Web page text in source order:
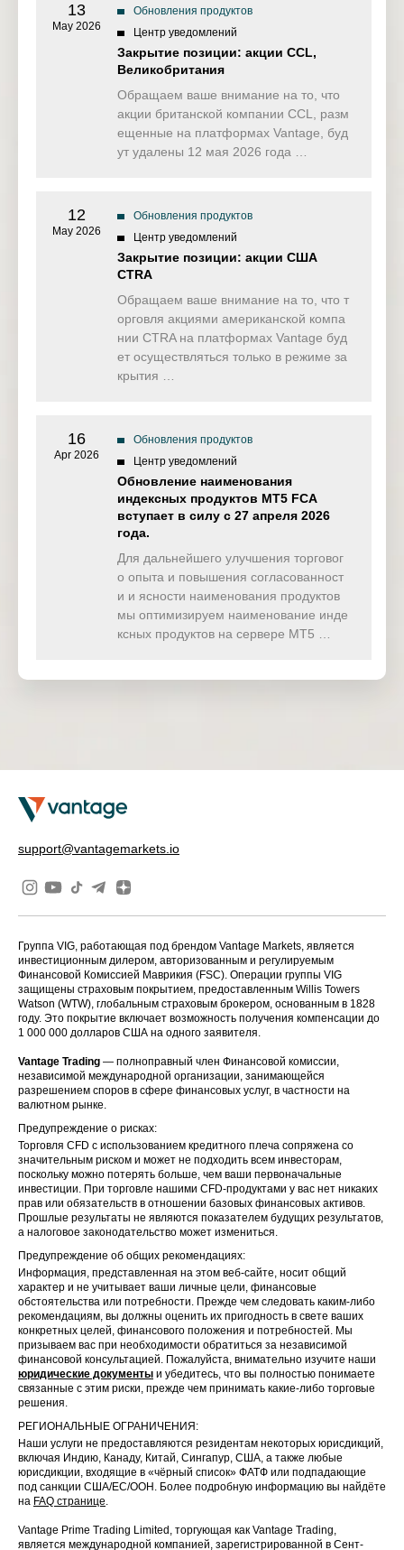
13
May 2026
Обновления продуктов
Центр уведомлений
Закрытие позиции: акции CCL,
Великобритания
Обращаем ваше внимание на то, что
акции британской компании CCL, разм
ещенные на платформах Vantage, буд
ут удалены 12 мая 2026 года …
12
May 2026
Обновления продуктов
Центр уведомлений
Закрытие позиции: акции США
CTRA
Обращаем ваше внимание на то, что т
орговля акциями американской компа
нии CTRA на платформах Vantage буд
ет осуществляться только в режиме за
крытия …
16
Apr 2026
Обновления продуктов
Центр уведомлений
Обновление наименования
индексных продуктов MT5 FCA
вступает в силу с 27 апреля 2026
года.
Для дальнейшего улучшения торговог
о опыта и повышения согласованност
и и ясности наименования продуктов
мы оптимизируем наименование инде
ксных продуктов на сервере MT5 …
support@vantagemarkets.io
Группа VIG, работающая под брендом Vantage Markets, является
инвестиционным дилером, авторизованным и регулируемым
Финансовой Комиссией Маврикия (FSC). Операции группы VIG
защищены страховым покрытием, предоставленным Willis Towers
Watson (WTW), глобальным страховым брокером, основанным в 1828
году. Это покрытие включает возможность получения компенсации до
1 000 000 долларов США на одного заявителя.
Vantage Trading — полноправный член Финансовой комиссии,
независимой международной организации, занимающейся
разрешением споров в сфере финансовых услуг, в частности на
валютном рынке.
Предупреждение о рисках:
Торговля CFD с использованием кредитного плеча сопряжена со
значительным риском и может не подходить всем инвесторам,
поскольку можно потерять больше, чем ваши первоначальные
инвестиции. При торговле нашими CFD-продуктами у вас нет никаких
прав или обязательств в отношении базовых финансовых активов.
Прошлые результаты не являются показателем будущих результатов,
а налоговое законодательство может измениться.
Предупреждение об общих рекомендациях:
Информация, представленная на этом веб-сайте, носит общий
характер и не учитывает ваши личные цели, финансовые
обстоятельства или потребности. Прежде чем следовать каким-либо
рекомендациям, вы должны оценить их пригодность в свете ваших
конкретных целей, финансового положения и потребностей. Мы
призываем вас при необходимости обратиться за независимой
финансовой консультацией. Пожалуйста, внимательно изучите наши
юридические документы и убедитесь, что вы полностью понимаете
связанные с этим риски, прежде чем принимать какие-либо торговые
решения.
РЕГИОНАЛЬНЫЕ ОГРАНИЧЕНИЯ:
Наши услуги не предоставляются резидентам некоторых юрисдикций,
включая Индию, Канаду, Китай, Сингапур, США, а также любые
юрисдикции, входящие в «чёрный список» ФАТФ или подпадающие
под санкции США/ЕС/ООН. Более подробную информацию вы найдёте
на FAQ странице.
Vantage Prime Trading Limited, торгующая как Vantage Trading,
является международной компанией, зарегистрированной в Сент-